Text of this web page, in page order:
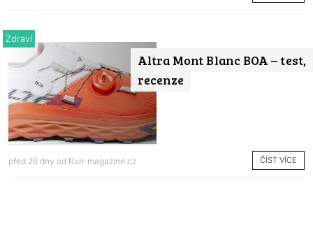
Altra Mont Blanc BOA – test,
recenze
Zdraví
před 26 dny od Run-magazine.cz ČÍST VÍCE